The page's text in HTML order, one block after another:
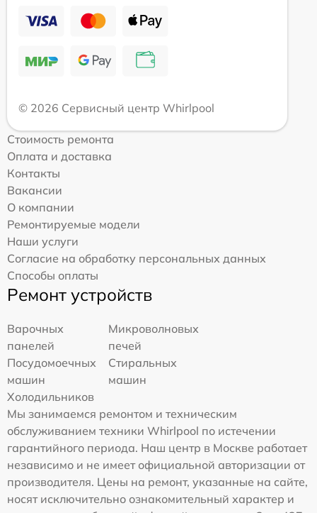
© 2026 Сервисный центр Whirlpool
Стоимость ремонта
Оплата и доставка
Контакты
Вакансии
О компании
Ремонтируемые модели
Наши услуги
Согласие на обработку персональных данных
Способы оплаты
Ремонт устройств
Варочных
панелей
Микроволновых
печей
Посудомоечных
машин
Стиральных
машин
Холодильников
Мы занимаемся ремонтом и техническим
обслуживанием техники Whirlpool по истечении
гарантийного периода. Наш центр в Москве работает
независимо и не имеет официальной авторизации от
производителя. Цены на ремонт, указанные на сайте,
носят исключительно ознакомительный характер и